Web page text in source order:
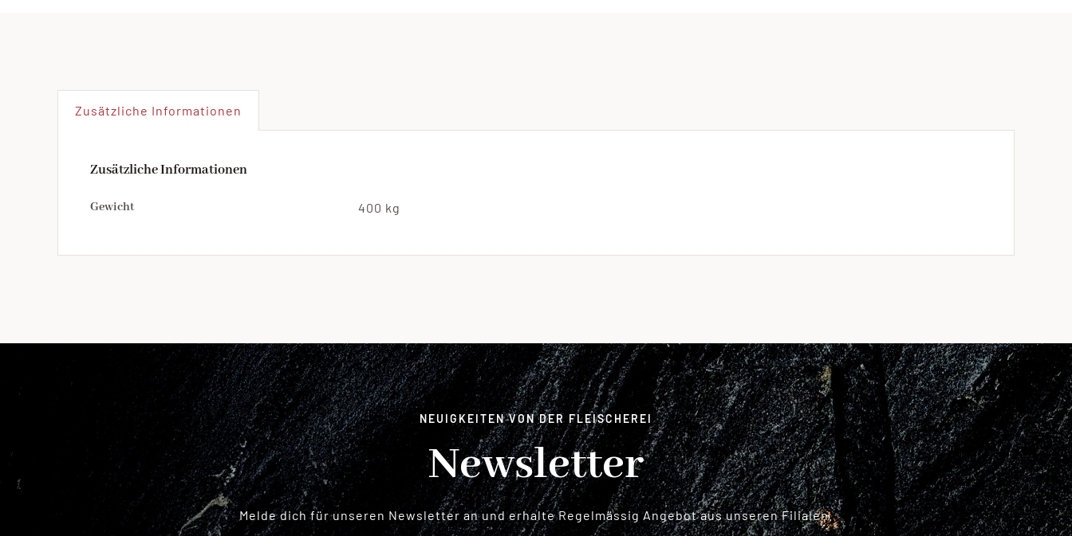
Zusätzliche Informationen
Zusätzliche Informationen
Gewicht 400 kg
NEUIGKEITEN VON DER FLEISCHEREI
Newsletter
Melde dich für unseren Newsletter an und erhalte Regelmässig Angebot aus unseren Filialen.